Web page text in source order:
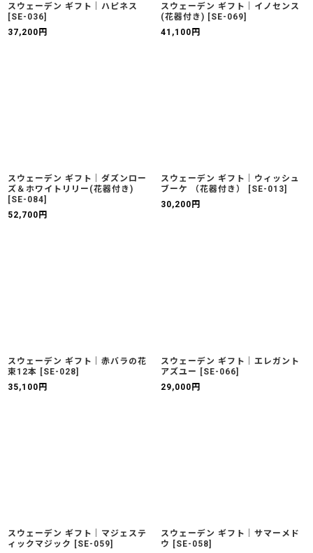
スウェーデン ギフト｜ハピネス
[SE-036]
37,200 円
スウェーデン ギフト｜イノセンス
(花器付き) [SE-069]
41,100 円
スウェーデン ギフト｜ダズンロー
ズ＆ホワイトリリー(花器付き)
[SE-084]
52,700 円
スウェーデン ギフト｜ウィッシュ
ブーケ （花器付き）
[SE-013]
30,200 円
スウェーデン ギフト｜赤バラの花
束12本 [SE-028]
35,100 円
スウェーデン ギフト｜エレガント
アズユー
[SE-066]
29,000 円
スウェーデン ギフト｜マジェステ
ィックマジック
[SE-059]
スウェーデン ギフト｜サマーメド
ウ
[SE-058]